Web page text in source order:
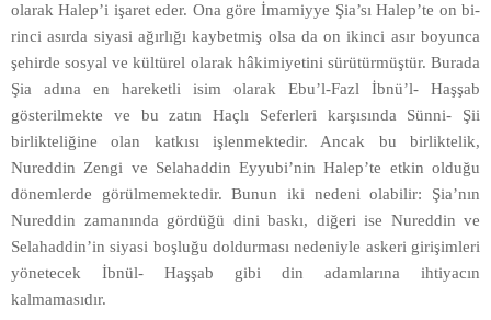
olarak Halep’i işaret eder. Ona göre İmamiyye Şia’sı Halep’te on bi-
rinci asırda siyasi ağırlığı kaybetmiş olsa da on ikinci asır boyunca
şehirde sosyal ve kültürel olarak hâkimiyetini sürütürmüştür. Burada
Şia adına en hareketli isim olarak Ebu’l-Fazl İbnü’l- Haşşab
gösterilmekte ve bu zatın Haçlı Seferleri karşısında Sünni- Şii
birlikteliğine olan katkısı işlenmektedir. Ancak bu birliktelik,
Nureddin Zengi ve Selahaddin Eyyubi’nin Halep’te etkin olduğu
dönemlerde görülmemektedir. Bunun iki nedeni olabilir: Şia’nın
Nureddin zamanında gördüğü dini baskı, diğeri ise Nureddin ve
Selahaddin’in siyasi boşluğu doldurması nedeniyle askeri girişimleri
yönetecek İbnül- Haşşab gibi din adamlarına ihtiyacın
kalmamasıdır.